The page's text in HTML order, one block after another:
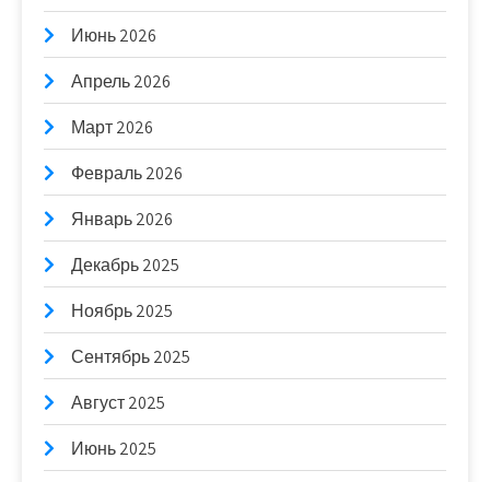
Июнь 2026
Апрель 2026
Март 2026
Февраль 2026
Январь 2026
Декабрь 2025
Ноябрь 2025
Сентябрь 2025
Август 2025
Июнь 2025